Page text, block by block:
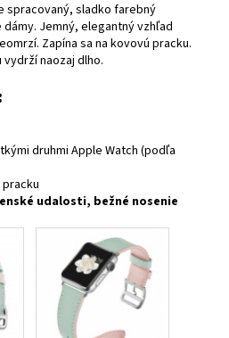
spracovaný, sladko farebný
Jemný, elegantný vzhľad
Zapína sa na kovovú pracku.
naozaj dlho.
druhmi Apple Watch (podľa
udalosti, bežné nosenie